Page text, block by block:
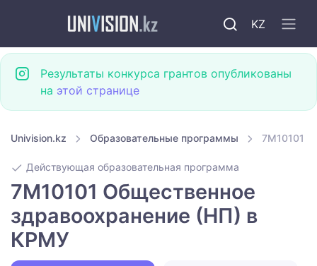
KZ
Результаты конкурса грантов опубликованы
на этой странице
Univision.kz Образовательные программы 7M10101
Действующая образовательная программа
7M10101 Общественное
здравоохранение (НП) в
КРМУ